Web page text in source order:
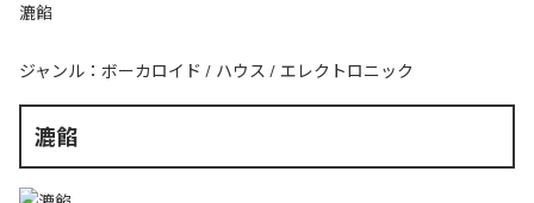
漉餡
ジャンル： ボーカロイド / ハウス / エレクトロニック
漉餡